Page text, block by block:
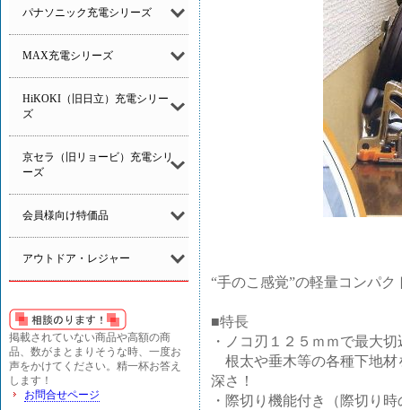
パナソニック充電シリーズ
MAX充電シリーズ
HiKOKI（旧日立）充電シリー
ズ
京セラ（旧リョービ）充電シリ
ーズ
会員様向け特価品
アウトドア・レジャー
掲載されていない商品や高額の商
品、数がまとまりそうな時、一度お
声をかけてください。精一杯お答え
します！
お問合せページ
“手のこ感覚”の軽量コンパ
■特長
・ノコ刃１２５ｍｍで最大
根太や垂木等の各種下地材
深さ！
・際切り機能付き（際切り